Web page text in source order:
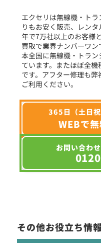
選択条
エクセリは無線機・ト
りもお安く販売、レン
年で7万社以上のお客様
買取で業界ナンバーワ
本全国に無線機・トラ
ています。またほぼ全
です。アフター修理も
ご利用ください。
365日（土日
WEBで
お問い合わ
その他お役立ち情